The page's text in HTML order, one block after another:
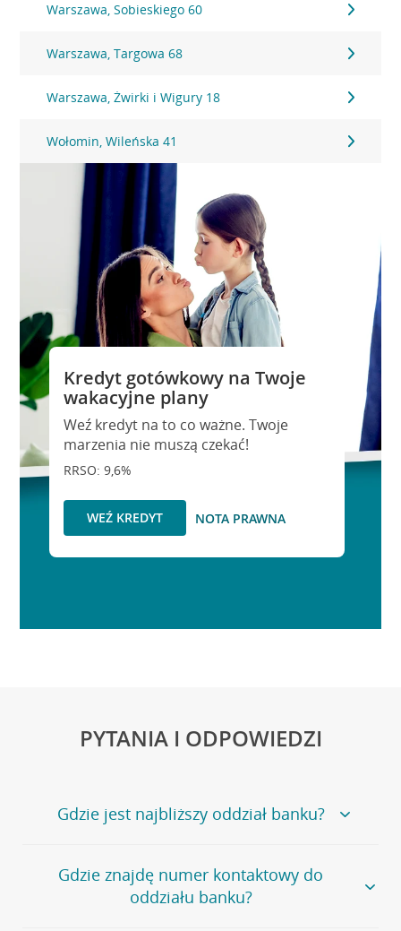
Warszawa, Sobieskiego 60
Warszawa, Targowa 68
Warszawa, Żwirki i Wigury 18
Wołomin, Wileńska 41
Kredyt gotówkowy na Twoje
wakacyjne plany
Weź kredyt na to co ważne. Twoje
marzenia nie muszą czekać!
RRSO: 9,6%
WEŹ KREDYT NOTA PRAWNA
PYTANIA I ODPOWIEDZI
Gdzie jest najbliższy oddział banku?
Jeśli szukasz oddziału naszego banku, zapraszamy na
stronęPlacówki i bankomaty, na której znajduje się
wygodna wyszukiwarka.
Gdzie znajdę numer kontaktowy do
oddziału banku?